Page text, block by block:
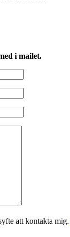
i mailet.
att kontakta mig.